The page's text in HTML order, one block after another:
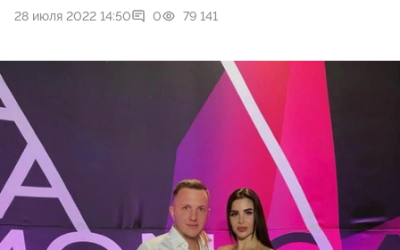
28 июля 2022 14:50 0 79 141